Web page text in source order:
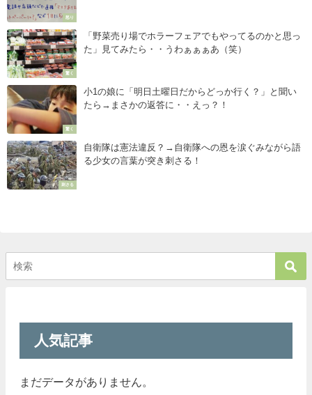
怒り
驚く
「野菜売り場でホラーフェアでもやってるのかと思っ
た」見てみたら・・うわぁぁぁあ（笑）
驚く
小1の娘に「明日土曜日だからどっか行く？」と聞い
たら→まさかの返答に・・えっ？！
刺さる
自衛隊は憲法違反？→自衛隊への恩を涙ぐみながら語
る少女の言葉が突き刺さる！
人気記事
まだデータがありません。